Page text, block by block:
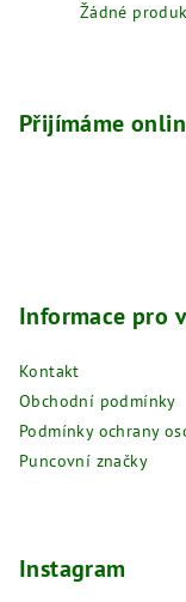
Žádné
Přijímáme
Informace pro
Kontakt
Obchodní podmínky
Podmínky ochrany
Puncovní značky
Instagram